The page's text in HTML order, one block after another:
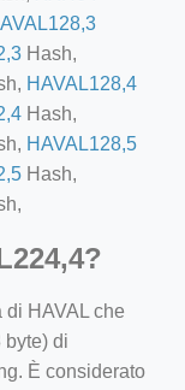
fabrication
Hash,
HAVAL128,4
Hash,
HAVAL128,5
Hash,
di HAVAL che
byte) di
È considerato